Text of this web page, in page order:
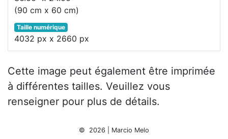
(90 cm x 60 cm)
Taille numérique
4032 px x 2660 px
Cette image peut également être imprimée
à différentes tailles. Veuillez vous
renseigner pour plus de détails.
© 2026 | Marcio Melo